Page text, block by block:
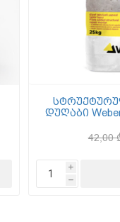
დუღაბი Weber.rep M 352 -25კგ (5
42,00
i
h